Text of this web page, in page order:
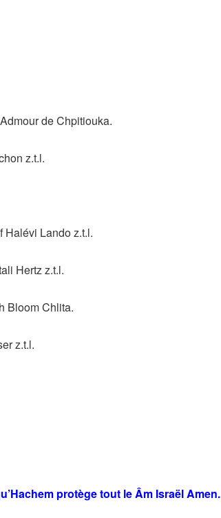
de Chpitiouka.
z.t.l.
Halévi Lando z.t.l.
Hertz z.t.l.
Bloom Chlita.
z.t.l.
protège tout le Âm Israël Amen.